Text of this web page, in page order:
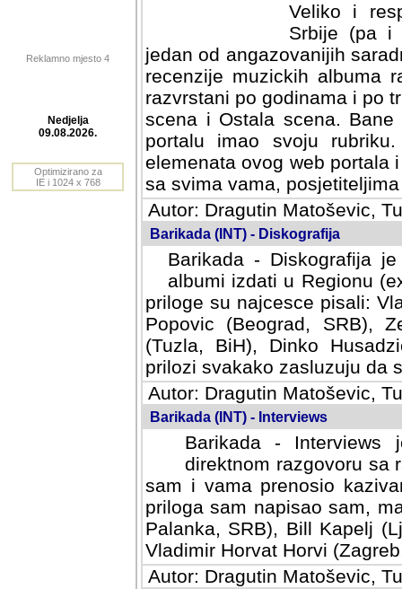
Reklamno mjesto 4
Veliko i
Srbije (pa i
jedan od angazovanijih
recenzije muzickih albuma
razvrstani po godinama i po
scena i Ostala scena.
portalu imao svoju
elemenata ovog web portala
sa svima vama,
Autor: Dragutin Matoševic,
Barikada (INT) - Diskografija
Barikada - Diskografija
albumi izdati u Regionu
priloge su najcesce pisali:
Popovic (Beograd, SRB),
(Tuzla, BiH), Dinko
prilozi svakako zasluzuju da
Autor: Dragutin Matoševic,
Barikada (INT) - Interviews
Barikada -
direktnom razgovoru sa
sam i vama prenosio
priloga sam napisao sam,
Palanka, SRB), Bill Kapelj
Vladimir Horvat Horvi
Autor: Dragutin Matoševic,